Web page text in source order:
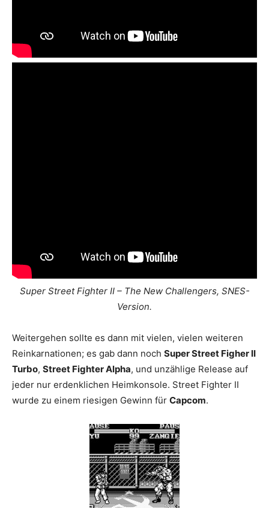
Super Street Fighter II – The New Challengers, SNES-
Version.
Weitergehen sollte es dann mit vielen, vielen weiteren
Reinkarnationen; es gab dann noch Super Street Figher II
Turbo, Street Fighter Alpha, und unzählige Release auf
jeder nur erdenklichen Heimkonsole. Street Fighter II
wurde zu einem riesigen Gewinn für Capcom.